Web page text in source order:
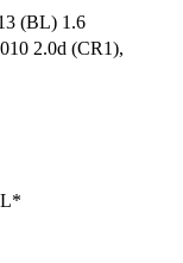
(BL) 1.6
2.0d (CR1),